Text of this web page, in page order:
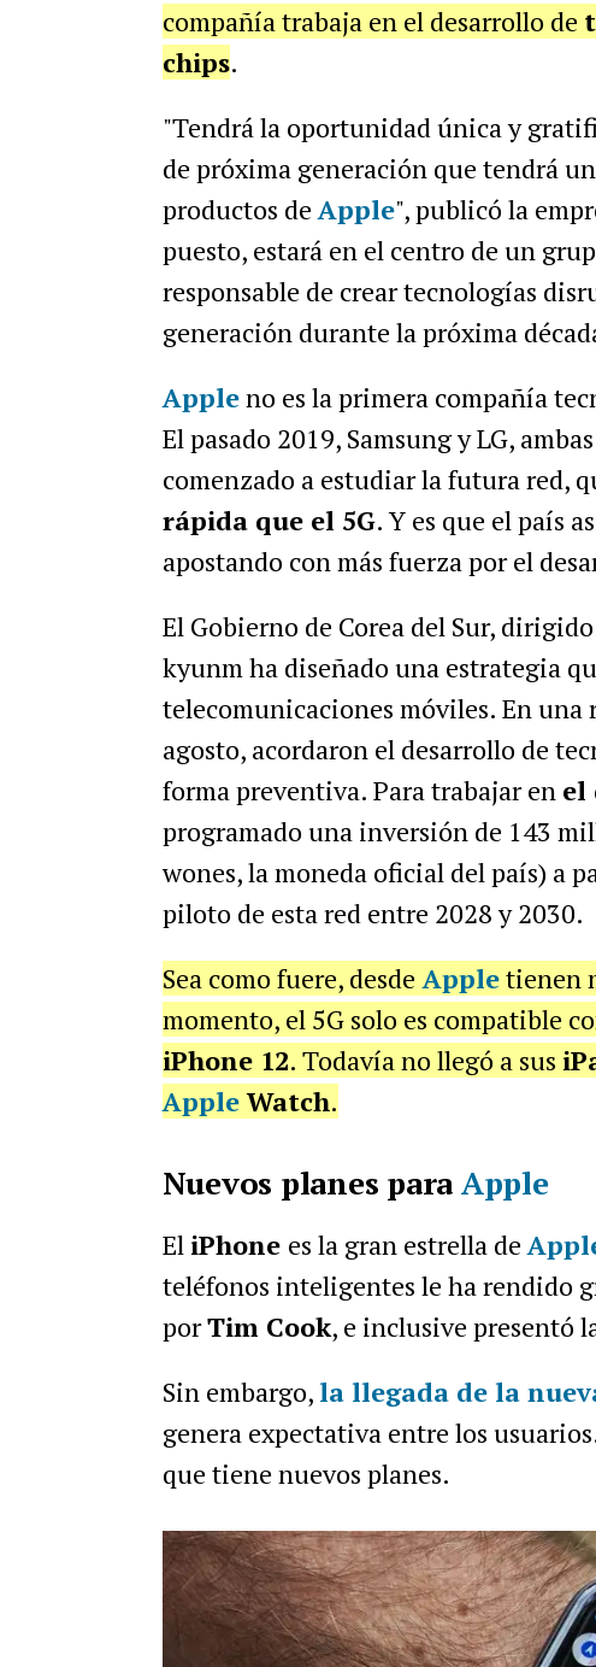
compañía trabaja en el desarrollo de
chips.
"Tendrá la oportunidad única y
de próxima generación que tendrá
productos deApple", publicó la
puesto, estará en el centro de un
responsable de crear tecnologías
generación durante la próxima
Appleno es la primera compañía
El pasado 2019, Samsung y LG,
comenzado a estudiar la futura red,
rápida que el 5G. Y es que el país
apostando con más fuerza por el
El Gobierno de Corea del Sur,
kyunm ha diseñado una estrategia
telecomunicaciones móviles. En una
agosto, acordaron el desarrollo de
forma preventiva. Para trabajar en el
programado una inversión de 143
wones, la moneda oficial del país) a
piloto de esta red entre 2028 y 2030.
Sea como fuere, desde Appletienen
momento, el 5G solo es compatible
iPhone 12. Todavía no llegó a sus
AppleWatch.
Nuevos planes para Apple
El iPhone es la gran estrella de
teléfonos inteligentes le ha rendido
porTim Cook, e inclusive presentó
Sin embargo,la llegada de la
genera expectativa entre los
que tiene nuevos planes.